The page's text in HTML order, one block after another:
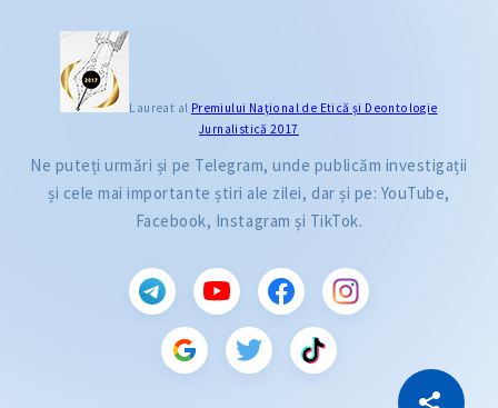
Laureat al Premiului Naţional de Etică și Deontologie
Jurnalistică 2017
Ne puteți urmări și pe Telegram, unde publicăm investigații
și cele mai importante știri ale zilei, dar și pe: YouTube,
Facebook, Instagram și TikTok.